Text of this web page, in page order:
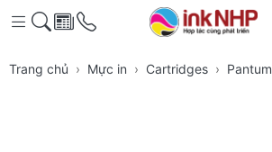
Trang chủ Mực in Cartridges Pantum